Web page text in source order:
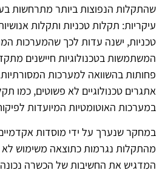
שהתקלות הנפוצות ביותר מתרחשות
עיקריות: תקלות טכניות ותקלות
טכניות, ישנה עדות לכך שהמערכות
המשתמשות בטכנולוגיות חיישנים
פחותות בהשוואה למערכות
אתגרים טכנולוגיים לא פשוטים, כמו
במערכות האוטומטיות המיועדות
מהתקלות נגרמות כתוצאה משימוש לא
המדגיש את החשיבות של הכשרה נכונה